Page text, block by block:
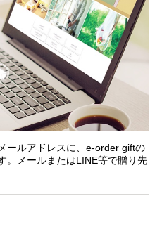
ールアドレスに、e-order giftの
。メールまたはLINE等で贈り先